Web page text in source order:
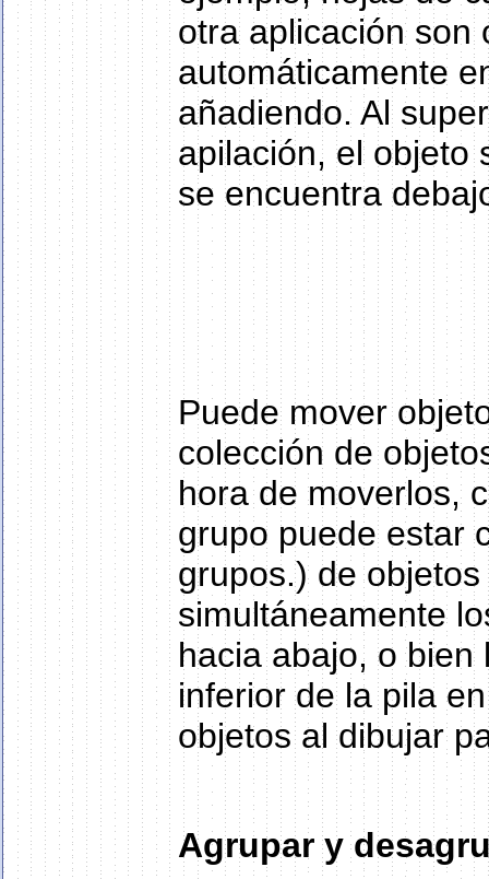
otra aplicación son
automáticamente
añadiendo. Al
apilación, el objeto
se encuentra
Puede mover
colección de
hora de moverlos,
grupo puede estar
grupos.) de
simultáneamente
hacia abajo, o
inferior de la pila
objetos al dibujar
Agrupar y